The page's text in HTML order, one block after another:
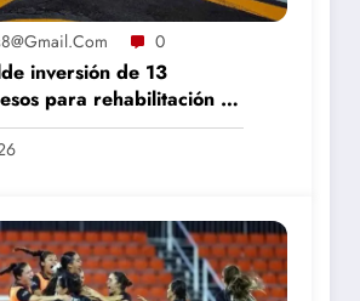
0
inversión de 13
para rehabilitación de